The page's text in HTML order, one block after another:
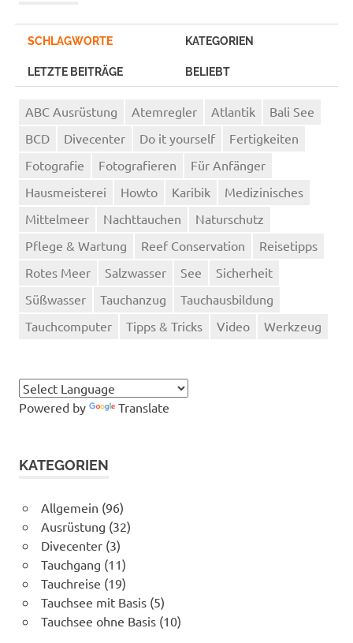
SCHLAGWORTE KATEGORIEN
LETZTE BEITRÄGE BELIEBT
ABC Ausrüstung Atemregler Atlantik
Bali See
BCD
Divecenter Do it yourself
Fertigkeiten
Fotografie
Fotografieren
Für Anfänger
Hausmeisterei
Howto Karibik
Medizinisches
Mittelmeer
Nachttauchen
Naturschutz
Pflege & Wartung
Reef Conservation
Reisetipps
Rotes Meer
Salzwasser See
Sicherheit
Süßwasser
Tauchanzug
Tauchausbildung
Tauchcomputer
Tipps & Tricks Video Werkzeug
Powered by Translate
KATEGORIEN
Allgemein (96)
Ausrüstung (32)
Divecenter(3)
Tauchgang (11)
Tauchreise (19)
Tauchsee mit Basis(5)
Tauchsee ohne Basis(10)